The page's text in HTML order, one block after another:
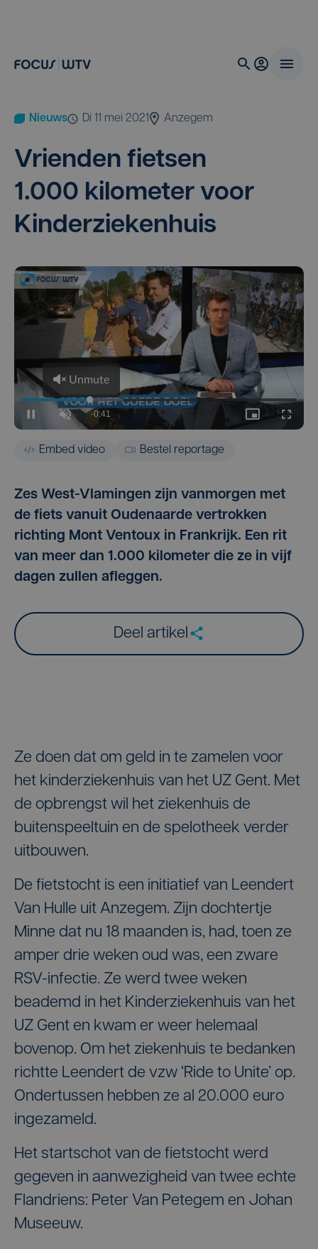
Nieuws di 11 mei 2021 Anzegem
Vrien­den fiet­sen
1.000 kilo­me­ter voor
Kinderziekenhuis
Embed video Bestel reportage
Zes West-Vlamingen zijn vanmorgen met
de fiets vanuit Oudenaarde vertrokken
richting Mont Ventoux in Frankrijk. Een rit
van meer dan 1.000 kilometer die ze in vijf
dagen zullen afleggen.
Deel artikel
Ze doen dat om geld in te zamelen voor
het kinderziekenhuis van het UZ Gent. Met
de opbrengst wil het ziekenhuis de
buitenspeeltuin en de spelotheek verder
uitbouwen.
De fietstocht is een initiatief van Leendert
Van Hulle uit Anzegem. Zijn dochtertje
Minne dat nu 18 maanden is, had, toen ze
amper drie weken oud was, een zware
RSV-infectie. Ze werd twee weken
beademd in het Kinderziekenhuis van het
UZ Gent en kwam er weer helemaal
bovenop. Om het ziekenhuis te bedanken
richtte Leendert de vzw ‘Ride to Unite’ op.
Ondertussen hebben ze al 20.000 euro
ingezameld.
Het startschot van de fietstocht werd
gegeven in aanwezigheid van twee echte
Flandriens: Peter Van Petegem en Johan
Museeuw.